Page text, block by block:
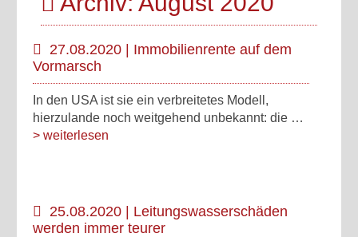
27.08.2020 | Immobilienrente auf dem
Vormarsch
In den USA ist sie ein verbreitetes Modell,
hierzulande noch weitgehend unbekannt: die …
> weiterlesen
25.08.2020 | Leitungswasserschäden
werden immer teurer